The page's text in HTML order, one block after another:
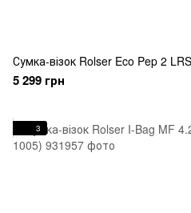
Сумка-візок Rolser Eco Pep 2
5 299 грн
3